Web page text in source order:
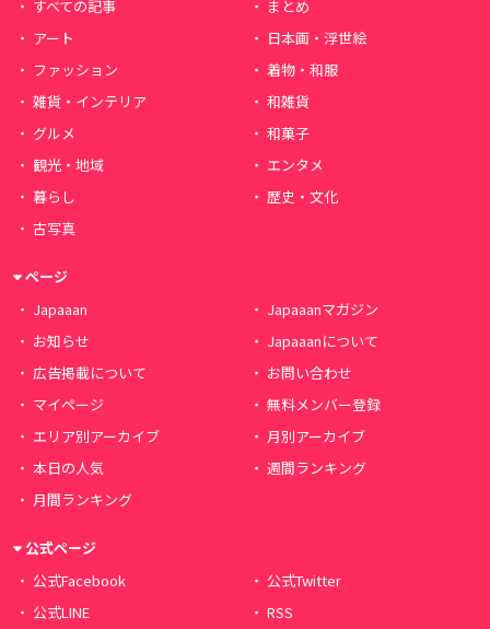
すべての記事
まとめ
アート
日本画・浮世絵
ファッション
着物・和服
雑貨・インテリア
和雑貨
グルメ
和菓子
観光・地域
エンタメ
暮らし
歴史・文化
古写真
ページ
Japaaan
Japaaanマガジン
お知らせ
Japaaanについて
広告掲載について
お問い合わせ
マイページ
無料メンバー登録
エリア別アーカイブ
月別アーカイブ
本日の人気
週間ランキング
月間ランキング
公式ページ
公式Facebook
公式Twitter
公式LINE
RSS